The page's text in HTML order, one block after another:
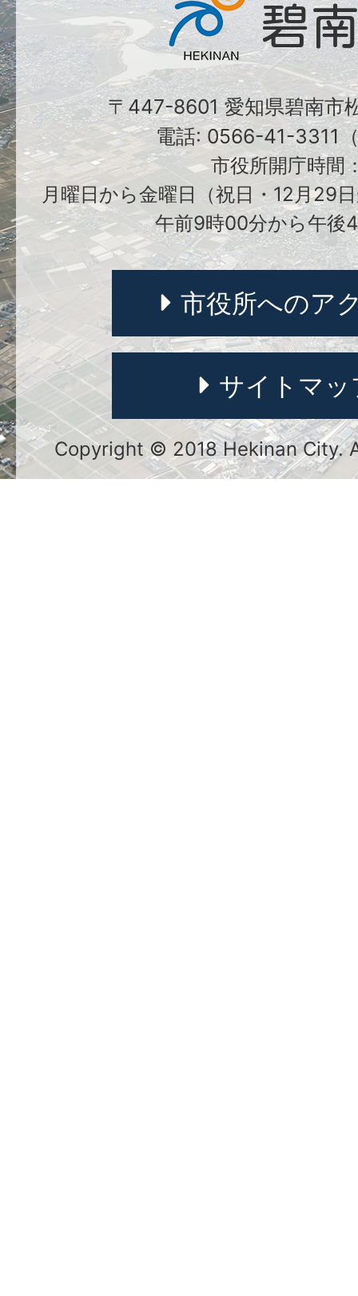
〒447-8601 愛知県碧南市
電話: 0566-41-3311
市役所開庁時間
月曜日から金曜日（祝日・12月29
午前9時00分から午後
市役所へのア
サイトマッ
Copyright © 2018 Hekinan City.